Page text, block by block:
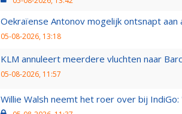
Oekraïense Antonov mogelijk ontsnapt aan
05-08-2026, 13:18
KLM annuleert meerdere vluchten naar
05-08-2026, 11:57
Willie Walsh neemt het roer over bij